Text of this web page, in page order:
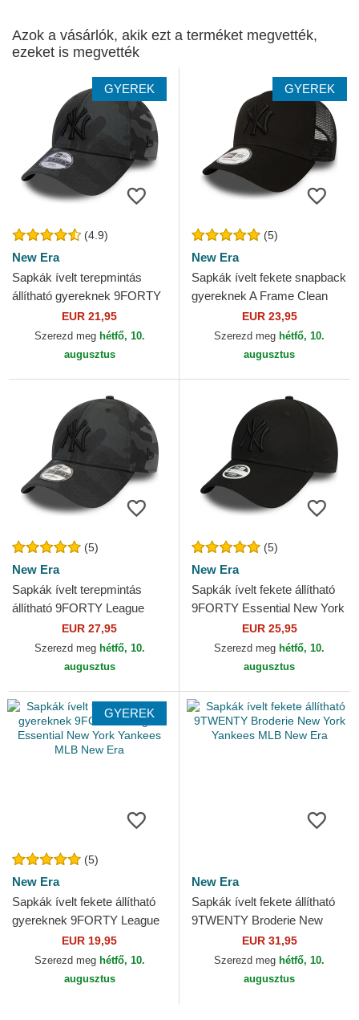
Azok a vásárlók, akik ezt a terméket megvették,
ezeket is megvették
GYEREK
(4.9)
New Era
Sapkák ívelt terepmintás
állítható gyereknek 9FORTY
League Essential New York
Yankees MLB New Era
EUR 21,95
Szerezd meg hétfő, 10.
augusztus
GYEREK
(5)
New Era
Sapkák ívelt fekete snapback
gyereknek A Frame Clean
New York Yankees MLB New
EUR 23,95
Szerezd meg hétfő, 10.
augusztus
(5)
New Era
Sapkák ívelt terepmintás
állítható 9FORTY League
Essential New York Yankees
MLB New Era
EUR 27,95
Szerezd meg hétfő, 10.
augusztus
(5)
New Era
Sapkák ívelt fekete állítható
9FORTY Essential New York
Yankees MLB New Era
EUR 25,95
Szerezd meg hétfő, 10.
augusztus
GYEREK
(5)
New Era
Sapkák ívelt fekete állítható
gyereknek 9FORTY League
Essential New York Yankees
MLB New Era
EUR 19,95
Szerezd meg hétfő, 10.
augusztus
New Era
Sapkák ívelt fekete állítható
9TWENTY Broderie New
York Yankees MLB New Era
EUR 31,95
Szerezd meg hétfő, 10.
augusztus